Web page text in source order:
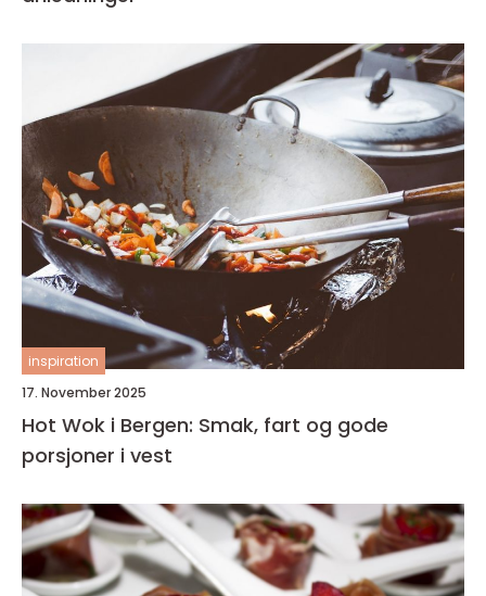
inspiration
17. November 2025
Hot Wok i Bergen: Smak, fart og gode
porsjoner i vest